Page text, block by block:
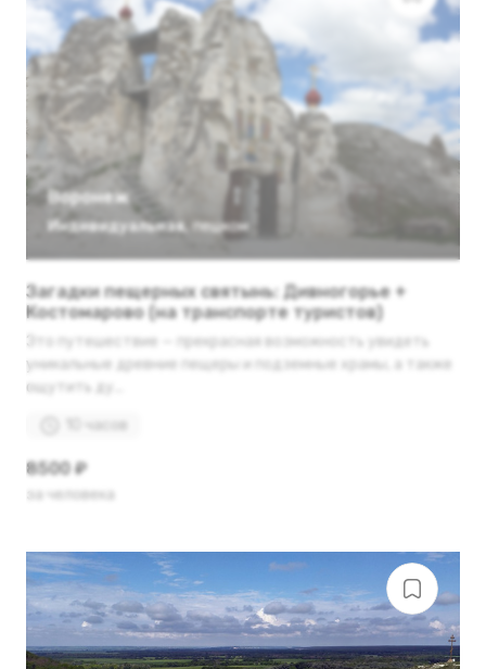
Воронеж
Индивидуальная, пешком
Загадки пещерных святынь: Дивногорье +
Костомарово (на транспорте туристов)
Это путешествие — прекрасная возможность увидеть
уникальные древние пещеры и подземные храмы, а также
ощутить ду...
10 часов
8500 ₽
за человека